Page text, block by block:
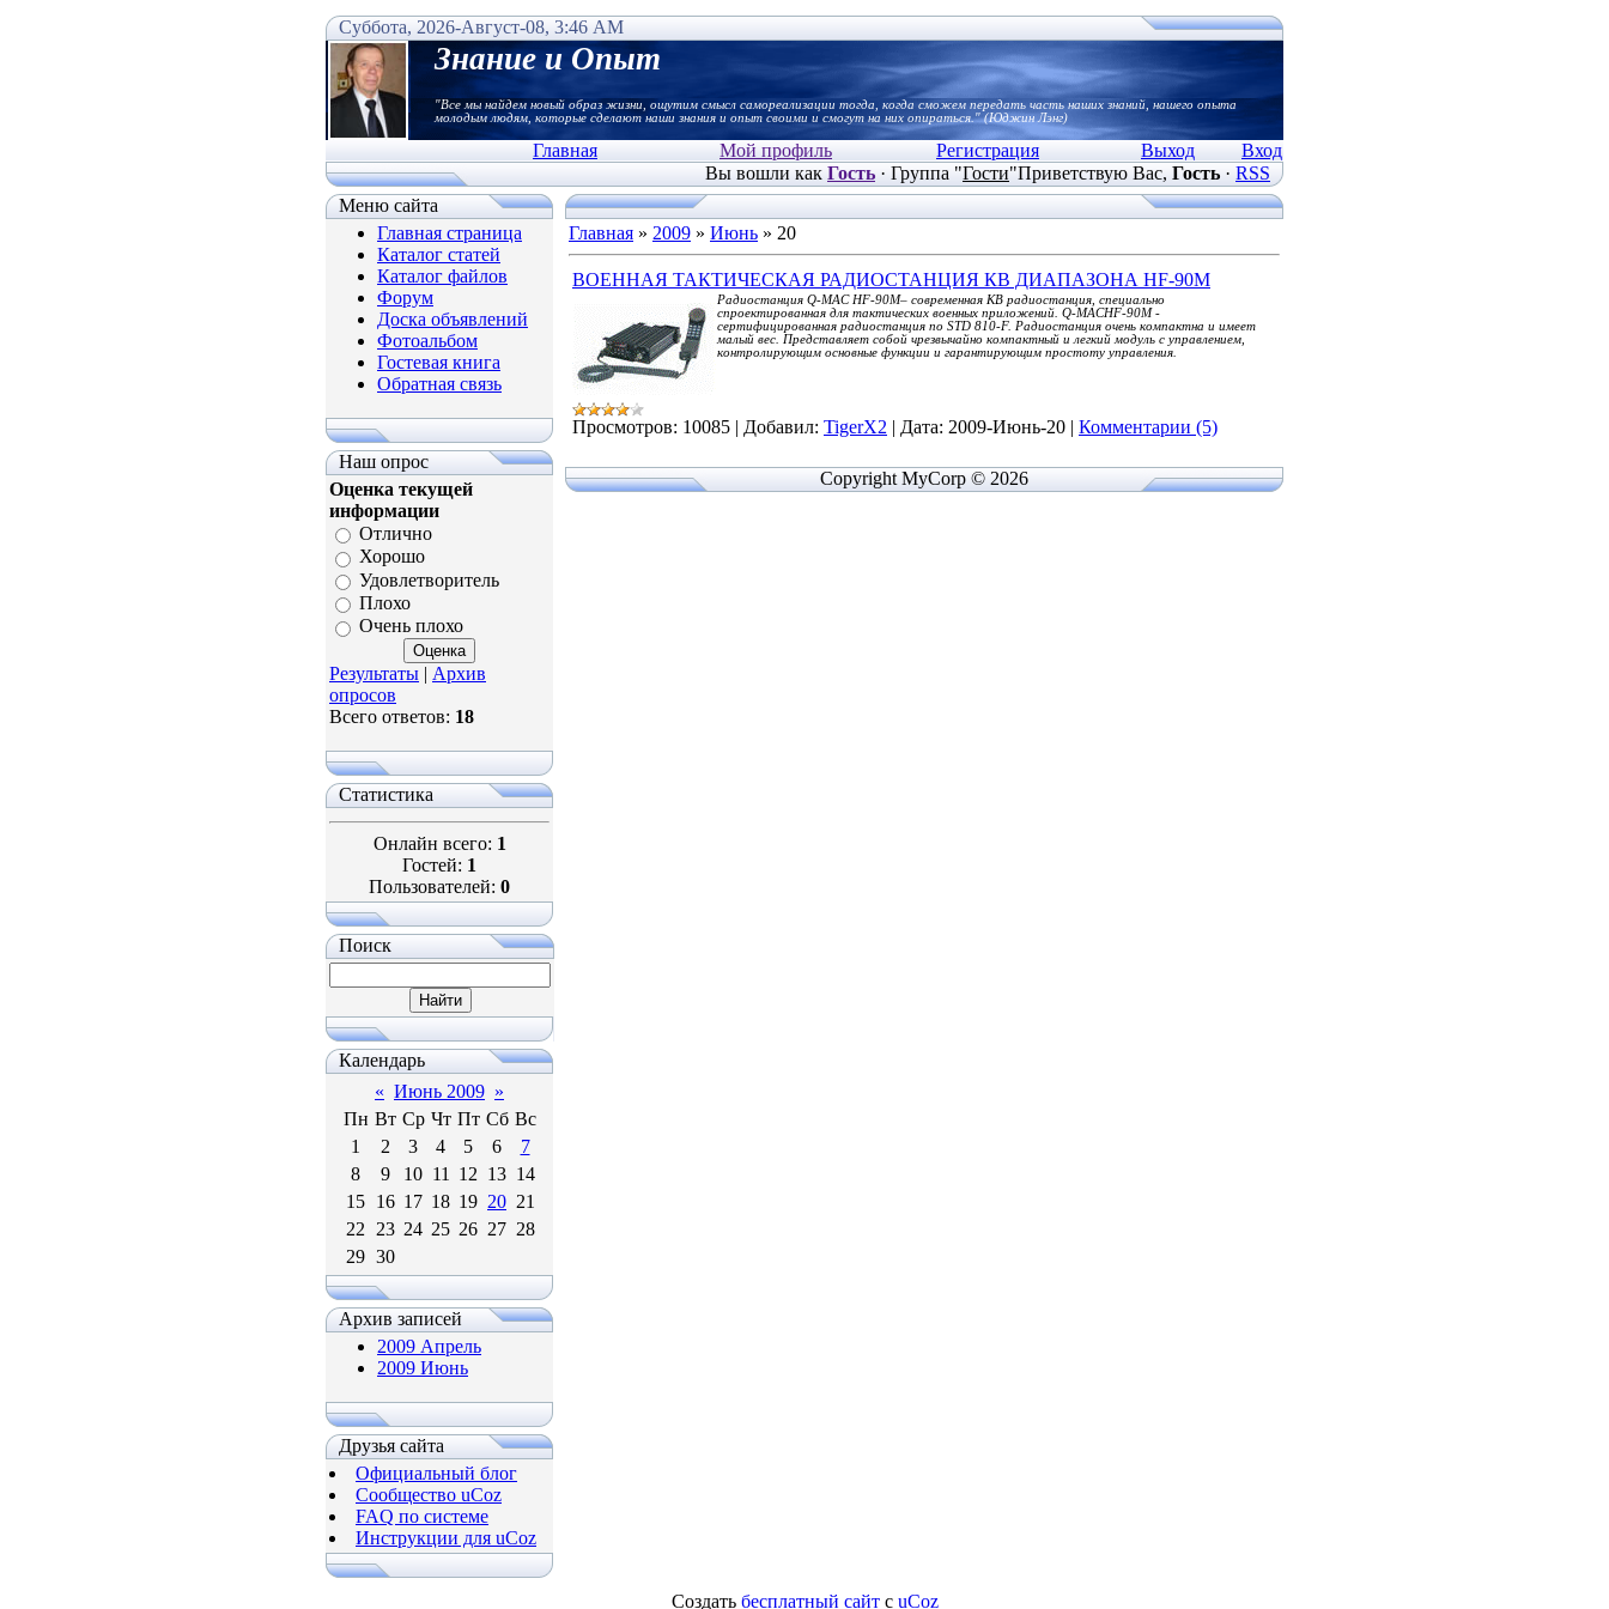
Суббота, 2026-Август-08, 3:46 AM
Знание и Опыт
"Все мы найдем новый образ жизни, ощутим смысл самореализации тогда, когда сможем передать часть наших знаний, нашего опыта
молодым людям, которые сделают наши знания и опыт своими и смогут на них опираться." (Юджин Лэнг)
Главная Мой профиль Регистрация Выход
Вход
Вы вошли как Гость · Группа "Гости"Приветствую Вас, Гость· RSS
Меню сайта
Главная страница
Каталог статей
Каталог файлов
Форум
Доска объявлений
Фотоальбом
Гостевая книга
Обратная связь
Наш опрос
Оценка текущей
информации
Отлично
Хорошо
Удовлетворитель
Плохо
Очень плохо
Результаты | Архив
опросов
Всего ответов: 18
Статистика
Онлайн всего: 1
Гостей: 1
Пользователей: 0
Поиск
Календарь
« Июнь 2009 »
Пн Вт Ср Чт Пт Сб Вс
1
2 3 4 5 6
7
8
9 10 11 12 13 14
15 16 17 18 19 20 21
22
23 24 25 26 27 28
29 30
Архив записей
2009 Апрель
2009 Июнь
Друзья сайта
Официальный блог
Сообщество uCoz
FAQ по системе
Инструкции для uCoz
Главная » 2009 » Июнь » 20
ВОЕННАЯ ТАКТИЧЕСКАЯ РАДИОСТАНЦИЯ КВ ДИАПАЗОНА HF-90M
Радиостанция Q-MAC HF-90M– современная КВ радиостанция, специально
cпроектированная для тактических военных приложений. Q-MACHF-90M -
сертифицированная радиостанция по STD 810-F. Радиостанция очень компактна и имеет
малый вес. Представляет собой чрезвычайно компактный и легкий модуль с управлением,
контролирующим основные функции и гарантирующим простоту управления.
Просмотров: 10085 | Добавил: TigerX2 | Дата: 2009-Июнь-20 | Комментарии (5)
Copyright MyCorp © 2026
Создать бесплатный сайтс uCoz